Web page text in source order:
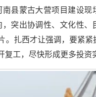
县蒙古大营项目建设
突出协调性、文化性
扎西才让强调，要紧
工，尽快形成更多投